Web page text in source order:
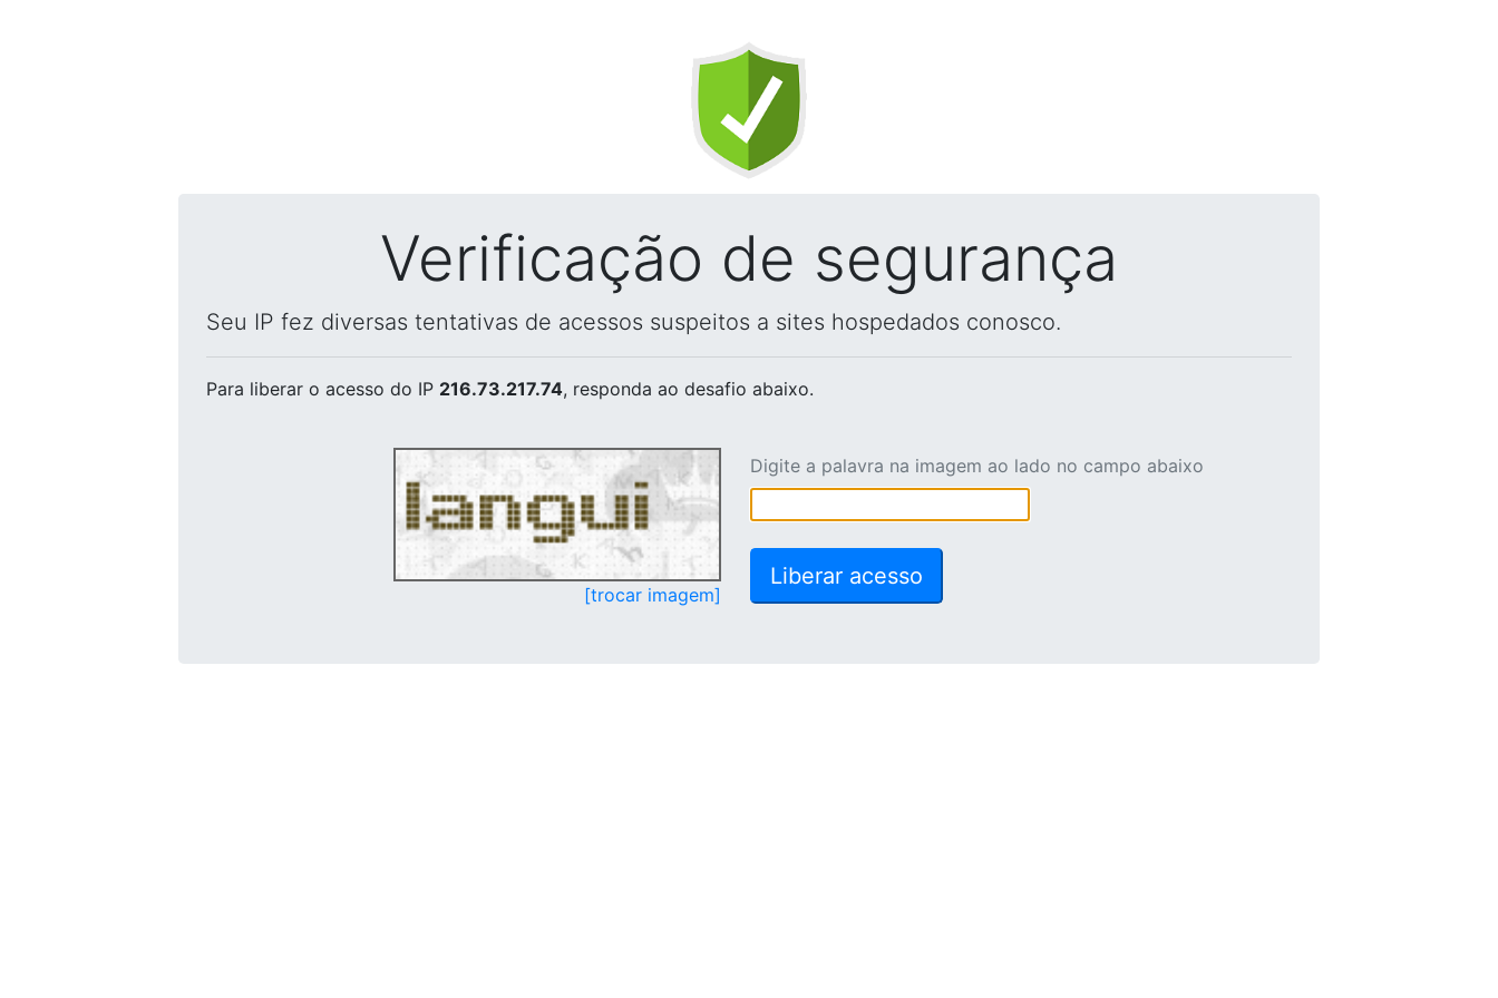
Verificação de segurança
Seu IP fez diversas tentativas de acessos suspeitos a sites hospedados conosco.
Para liberar o acesso do IP 216.73.217.74, responda ao desafio abaixo.
[trocar imagem]
Digite a palavra na imagem ao lado no campo abaixo